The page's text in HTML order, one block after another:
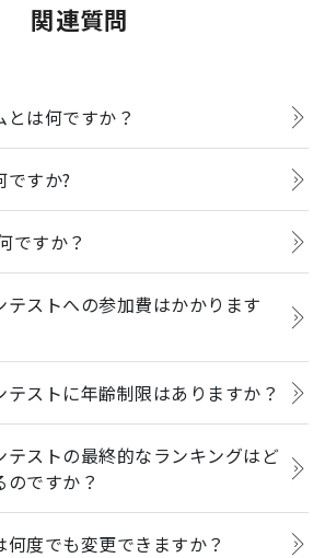
関連質問
は何ですか？
ですか?
ですか？
テストへの参加費はかかります
テストに年齢制限はありますか？
テストの最終的なランキングはど
ですか？
何度でも変更できますか？